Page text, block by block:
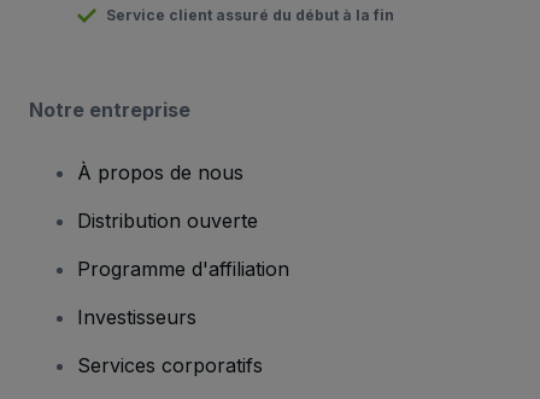
Service client assuré du début à la fin
Notre entreprise
À propos de nous
Distribution ouverte
Programme d'affiliation
Investisseurs
Services corporatifs